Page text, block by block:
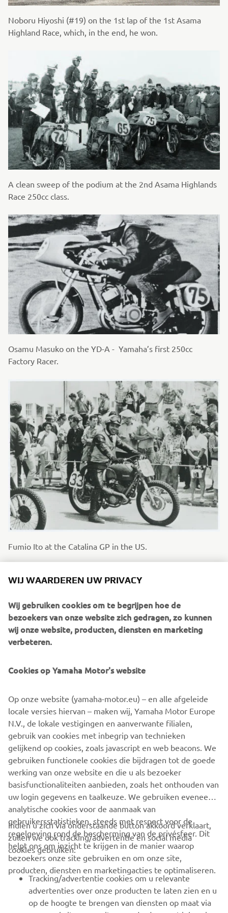
Noboru Hiyoshi (#19) on the 1st lap of the 1st Asama
Highland Race, which, in the end, he won.
A clean sweep of the podium at the 2nd Asama Highlands
Race 250cc class.
Osamu Masuko on the YD-A - Yamaha’s first 250cc
Factory Racer.
Fumio Ito at the Catalina GP in the US.
1960 - 1969
Source information and imagery:
The information and/or imagery on these webpages may
never be used for commercial or non-commercial
purposes without the explicit written consent of Yamaha
Motor Europe N.V. and/or Yamaha Motor Co., Ltd.
Always ride in a safe manner and obey all local road laws.
CORPORATE
BUSINESS
MEER YAMAHA
WIJ WAARDEREN UW PRIVACY
Wij gebruiken cookies om te begrijpen hoe de
bezoekers van onze website zich gedragen, zo kunnen
wij onze website, producten, diensten en marketing
verbeteren.
Cookies op Yamaha Motor's website
Op onze website (yamaha-motor.eu) – en alle afgeleide
locale versies hiervan – maken wij, Yamaha Motor Europe
N.V., de lokale vestigingen en aanverwante filialen,
gebruik van cookies met inbegrip van technieken
gelijkend op cookies, zoals javascript en web beacons. We
gebruiken functionele cookies die bijdragen tot de goede
werking van onze website en die u als bezoeker
basisfunctionaliteiten aanbieden, zoals het onthouden van
uw login gegevens en taalkeuze. We gebruiken eveneens
analytische cookies voor de aanmaak van
gebruikersstatistieken, steeds met respect voor de
regelgeving rond de bescherming van de privésfeer. Dit
helpt ons om inzicht te krijgen in de manier waarop
bezoekers onze site gebruiken en om onze site,
producten, diensten en marketingacties te optimaliseren.
Indien u zich via onderstaande button akkoord verklaart,
zullen we ook tracking/advertentie en social media
cookies gebruiken:
Tracking/advertentie cookies om u relevante
advertenties over onze producten te laten zien en u
op de hoogte te brengen van diensten op maat via